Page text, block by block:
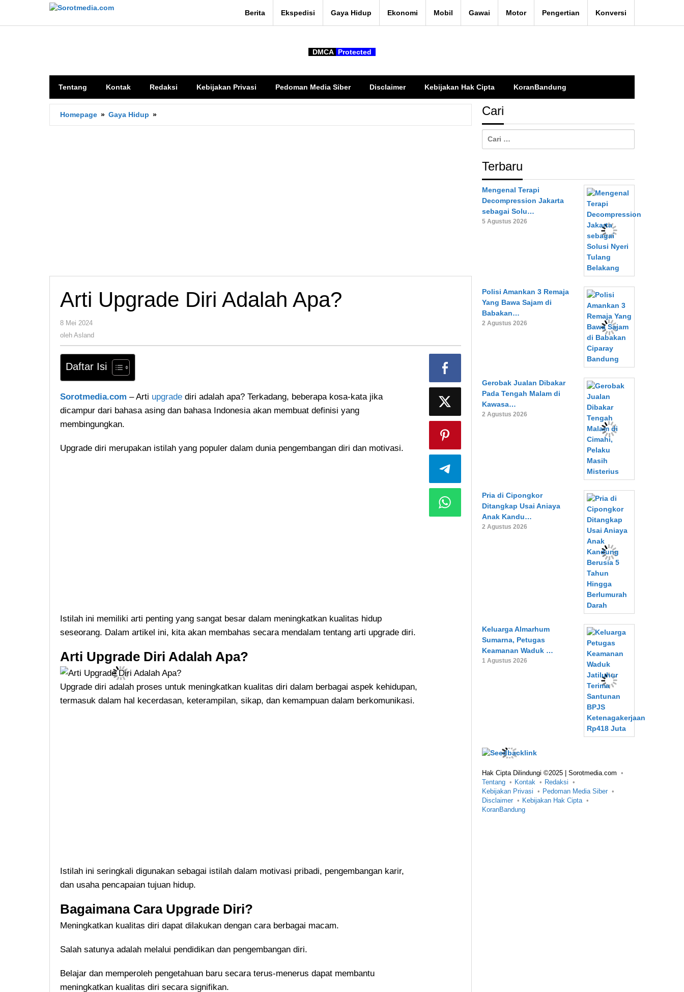
konten
Berita Ekspedisi Gaya Hidup Ekonomi Mobil Gawai Motor Pengertian Konversi
DMCA Protected
Tentang Kontak Redaksi Kebijakan Privasi Pedoman Media Siber Disclaimer Kebijakan Hak Cipta KoranBandung
Homepage » Gaya Hidup »
Upgrade
Arti Upgrade Diri Adalah Apa?
8 Mei 2024
oleh Asland
Daftar Isi
Sorotmedia.com – Arti upgrade diri adalah apa? Terkadang, beberapa kosa-kata jika
dicampur dari bahasa asing dan bahasa Indonesia akan membuat definisi yang
membingungkan.
Upgrade diri merupakan istilah yang populer dalam dunia pengembangan diri dan motivasi.
Istilah ini memiliki arti penting yang sangat besar dalam meningkatkan kualitas hidup
seseorang. Dalam artikel ini, kita akan membahas secara mendalam tentang arti upgrade diri.
Arti Upgrade Diri Adalah Apa?
Upgrade diri adalah proses untuk meningkatkan kualitas diri dalam berbagai aspek kehidupan,
termasuk dalam hal kecerdasan, keterampilan, sikap, dan kemampuan dalam berkomunikasi.
Istilah ini seringkali digunakan sebagai istilah dalam motivasi pribadi, pengembangan karir,
dan usaha pencapaian tujuan hidup.
Bagaimana Cara Upgrade Diri?
Meningkatkan kualitas diri dapat dilakukan dengan cara berbagai macam.
Salah satunya adalah melalui pendidikan dan pengembangan diri.
Belajar dan memperoleh pengetahuan baru secara terus-menerus dapat membantu
meningkatkan kualitas diri secara signifikan.
Cari
Terbaru
Mengenal Terapi
Decompression Jakarta
sebagai Solu…
5 Agustus 2026
Polisi Amankan 3 Remaja
Yang Bawa Sajam di
Babakan…
2 Agustus 2026
Gerobak Jualan Dibakar
Pada Tengah Malam di
Kawasa…
2 Agustus 2026
Pria di Cipongkor
Ditangkap Usai Aniaya
Anak Kandu…
2 Agustus 2026
Keluarga Almarhum
Sumarna, Petugas
Keamanan Waduk …
1 Agustus 2026
Hak Cipta Dilindungi ©2025 | Sorotmedia.com
Tentang
Kontak
Redaksi
Kebijakan Privasi
Pedoman Media Siber
Disclaimer
Kebijakan Hak Cipta
KoranBandung